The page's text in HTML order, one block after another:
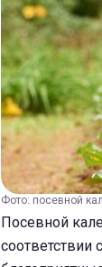
Фото: посевной
Посевной